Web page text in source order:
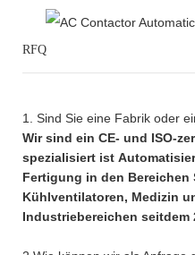
RFQ
1. Sind Sie eine Fabrik oder
Wir sind ein CE- und ISO-
spezialisiert ist
Fertigung in den Bereichen
Kühlventilatoren, Medizin
Industriebereichen seitdem